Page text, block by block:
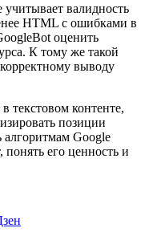
валидность
HTML с ошибками в
оценить
К тому же такой
выводу
текстовом контенте,
позиции
Google
понять его ценность и